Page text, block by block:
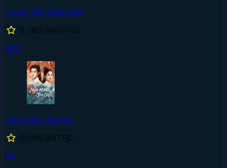
Tuyệt Thế Chiến Hồn
0 (180/240) FHD
#10
Ngọc Minh Trà Cốt
0 (36/36) FHD
#1